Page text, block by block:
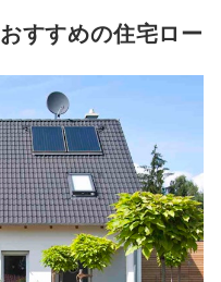
すすめの住宅ロー